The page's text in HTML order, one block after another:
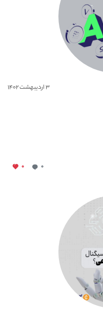
۳ اردیبهشت ۱۴۰۲
۰ ۰